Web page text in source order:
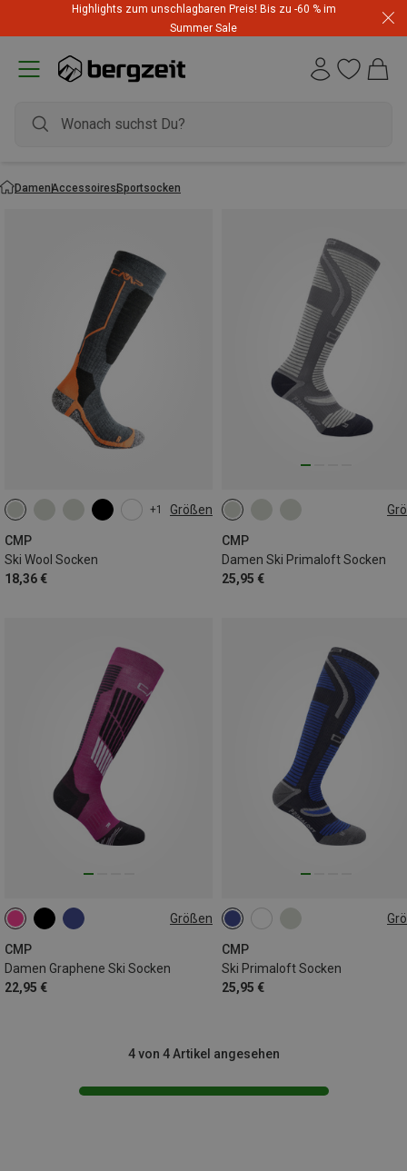
Highlights zum unschlagbaren Preis! Bis zu -60 % im
Summer Sale
DamenAccessoiresSportsocken
+1 Größen
CMP
Ski Wool Socken
18,36 €
36|37|38
39|40|41|42
43|44|45
CMP
Damen Ski Primaloft Socken
25,95 €
36|37|38
Größen
CMP
Damen Graphene Ski Socken
22,95 €
36|37|38
CMP
Ski Primaloft Socken
25,95 €
39|40|41|42
46|47|48
4 von 4 Artikel angesehen